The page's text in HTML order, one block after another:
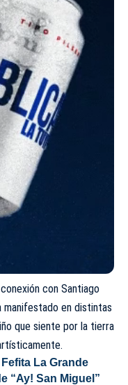
con Santiago
manifestado en distintas
que siente por la tierra
Fefita La Grande
“Ay! San Miguel”